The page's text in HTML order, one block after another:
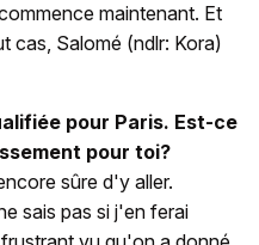
maintenant. Et
cas, Salomé (ndlr: Kora)
pour Paris. Est-ce
pour toi?
sûre d'y aller.
sais pas si j'en ferai